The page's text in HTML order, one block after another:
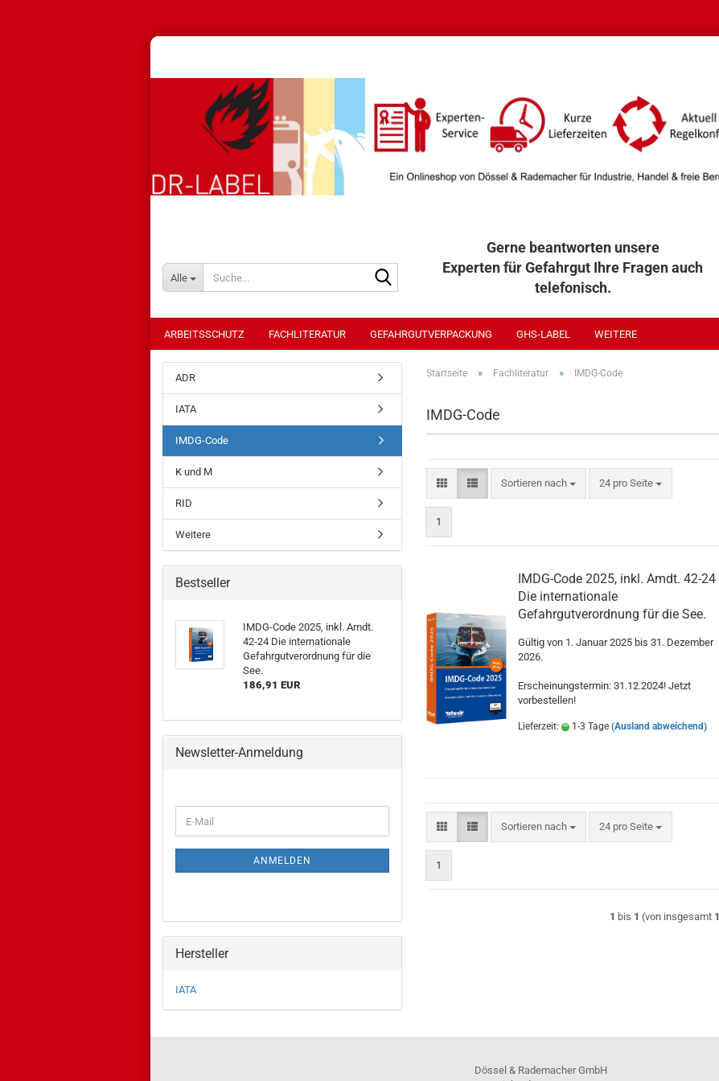
Alle
Gerne beantworten unsere
Experten für Gefahrgut Ihre Fragen auch
telefonisch.
ARBEITSSCHUTZ FACHLITERATUR GEFAHRGUTVERPACKUNG GHS-LABEL WEITERE
Startseite » Fachliteratur » IMDG-Code
IMDG-Code
Sortieren nach
Sortieren nach 24 pro Seite
pro Seite
1
IMDG-Code 2025, inkl. Amdt. 42-24
Die internationale
Gefahrgutverordnung für die See.
Gültig von 1. Januar 2025 bis 31. Dezember
2026.
Erscheinungstermin: 31.12.2024! Jetzt
vorbestellen!
Lieferzeit: 1-3 Tage (Ausland abweichend)
Sortieren nach
Sortieren nach 24 pro Seite
pro Seite
1
1 bis 1 (von insgesamt 1
ADR
IATA
IMDG-Code
K und M
RID
Weitere
Bestseller
IMDG-Code 2025, inkl. Amdt.
42-24 Die internationale
Gefahrgutverordnung für die
See.
186,91 EUR
Newsletter-Anmeldung
ZUR
E-
Mail
ANMELDEN
Hersteller
IATA
Dössel & Rademacher GmbH